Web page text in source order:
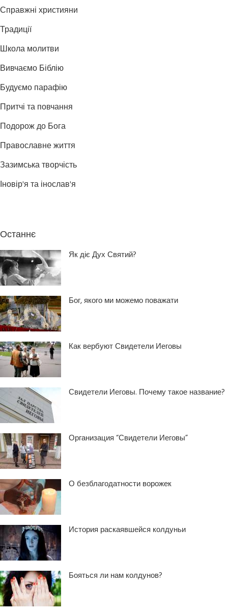
Справжні християни
Традиції
Школа молитви
Вивчаємо Біблію
Будуємо парафію
Притчі та повчання
Подорож до Бога
Православне життя
Зазимська творчість
Іновір'я та інослав'я
Останнє
Як діє Дух Святий?
Бог, якого ми можемо поважати
Как вербуют Свидетели Иеговы
Свидетели Иеговы. Почему такое название?
Организация “Свидетели Иеговы”
О безблагодатности ворожек
История раскаявшейся колдуньи
Бояться ли нам колдунов?